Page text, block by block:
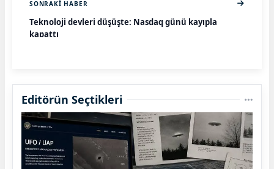
SONRAKI HABER
Teknoloji devleri düşüşte: Nasdaq günü kayıpla
kapattı
Editörün Seçtikleri